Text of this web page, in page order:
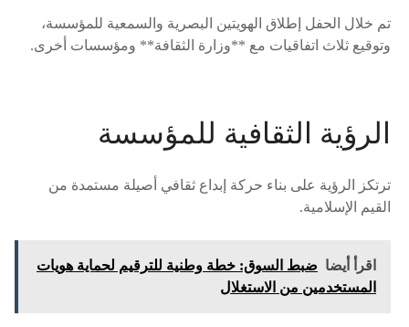
تم خلال الحفل إطلاق الهويتين البصرية والسمعية للمؤسسة،
وتوقيع ثلاث اتفاقيات مع **وزارة الثقافة** ومؤسسات أخرى.
الرؤية الثقافية للمؤسسة
ترتكز الرؤية على بناء حركة إبداع ثقافي أصيلة مستمدة من
القيم الإسلامية.
اقرأ أيضا ضبط السوق: خطة وطنية للترقيم لحماية هويات
المستخدمين من الاستغلال